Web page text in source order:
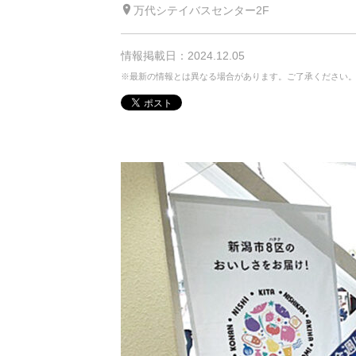
万代シテイバスセンター2F
情報掲載日：2024.12.05
※最新の情報とは異なる場合があります。ご了承ください。